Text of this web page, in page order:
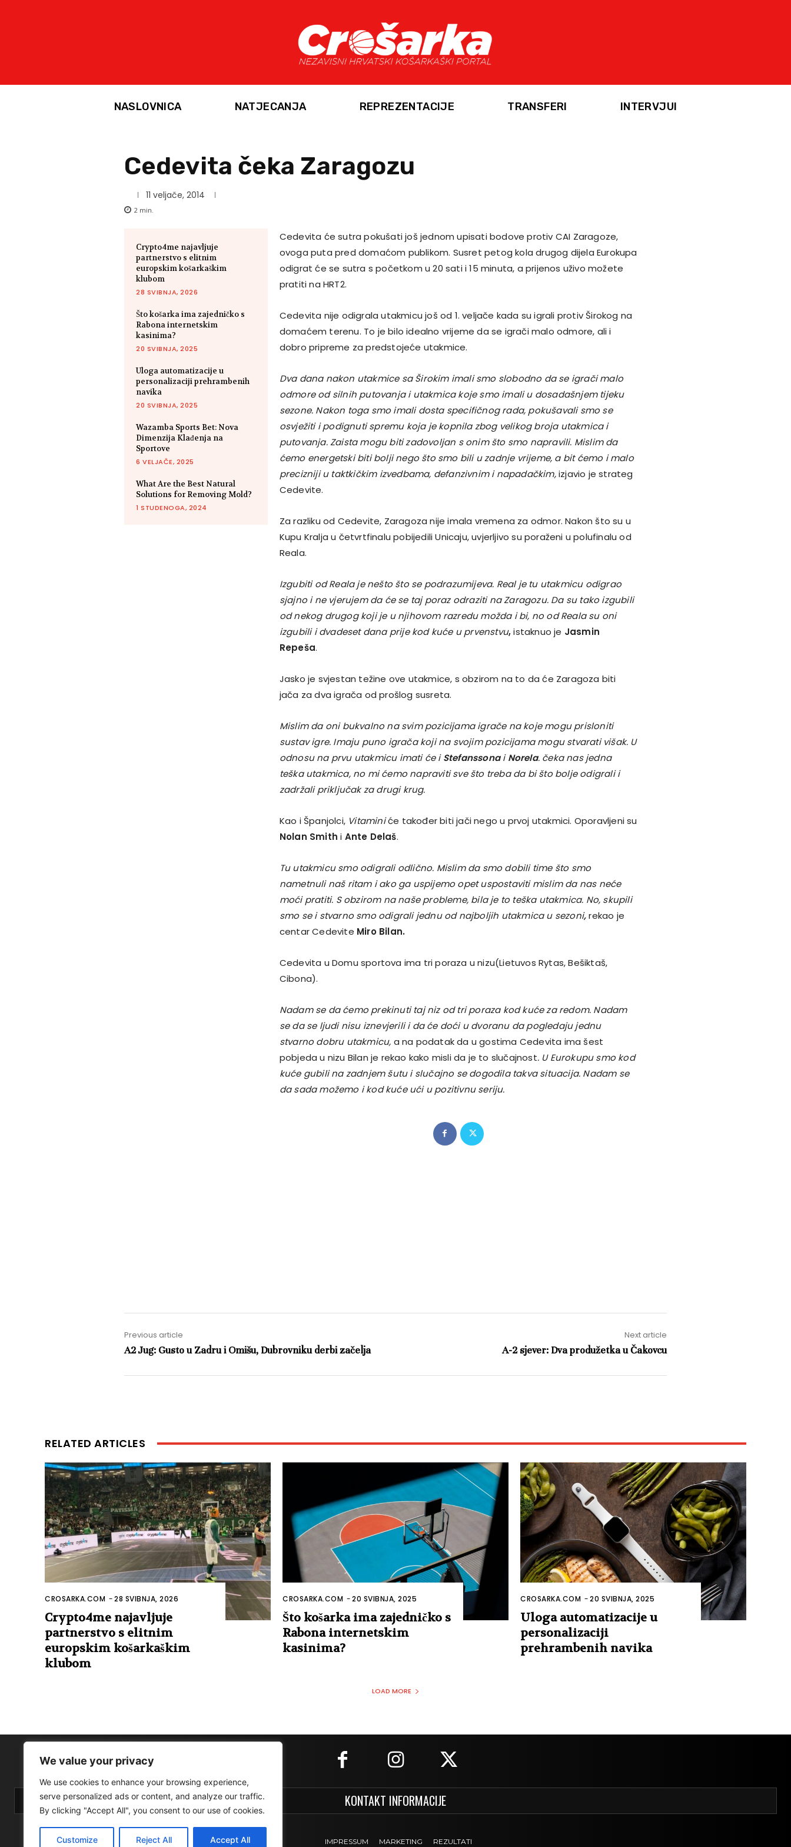
We value your privacy
We use cookies to enhance your browsing experience,
serve personalized ads or content, and analyze our traffic.
By clicking "Accept All", you consent to our use of cookies.
Customize Reject All Accept All
NASLOVNICA NATJECANJA REPREZENTACIJE TRANSFERI INTERVJUI
Cedevita čeka Zaragozu
11 veljače, 2014
2 min.
Crypto4me najavljuje
partnerstvo s elitnim
europskim košarkaškim
klubom
28 SVIBNJA, 2026
Što košarka ima zajedničko s
Rabona internetskim
kasinima?
20 SVIBNJA, 2025
Uloga automatizacije u
personalizaciji prehrambenih
navika
20 SVIBNJA, 2025
Wazamba Sports Bet: Nova
Dimenzija Klađenja na
Sportove
6 VELJAČE, 2025
What Are the Best Natural
Solutions for Removing Mold?
1 STUDENOGA, 2024
Cedevita će sutra pokušati još jednom upisati bodove protiv CAI Zaragoze,
ovoga puta pred domaćom publikom. Susret petog kola drugog dijela Eurokupa
odigrat će se sutra s početkom u 20 sati i 15 minuta, a prijenos uživo možete
pratiti na HRT2.
Cedevita nije odigrala utakmicu još od 1. veljače kada su igrali protiv Širokog na
domaćem terenu. To je bilo idealno vrijeme da se igrači malo odmore, ali i
dobro pripreme za predstojeće utakmice.
Dva dana nakon utakmice sa Širokim imali smo slobodno da se igrači malo
odmore od silnih putovanja i utakmica koje smo imali u dosadašnjem tijeku
sezone. Nakon toga smo imali dosta specifičnog rada, pokušavali smo se
osvježiti i podignuti spremu koja je kopnila zbog velikog broja utakmica i
putovanja. Zaista mogu biti zadovoljan s onim što smo napravili. Mislim da
ćemo energetski biti bolji nego što smo bili u zadnje vrijeme, a bit ćemo i malo
precizniji u taktkičkim izvedbama, defanzivnim i napadačkim,izjavio je strateg
Cedevite.
Za razliku od Cedevite, Zaragoza nije imala vremena za odmor. Nakon što su u
Kupu Kralja u četvrtfinalu pobijedili Unicaju, uvjerljivo su poraženi u polufinalu od
Reala.
Izgubiti od Reala je nešto što se podrazumijeva. Real je tu utakmicu odigrao
sjajno i ne vjerujem da će se taj poraz odraziti na Zaragozu. Da su tako izgubili
od nekog drugog koji je u njihovom razredu možda i bi, no od Reala su oni
izgubili i dvadeset dana prije kod kuće u prvenstvu,istaknuo je Jasmin
Repeša.
Jasko je svjestan težine ove utakmice, s obzirom na to da će Zaragoza biti
jača za dva igrača od prošlog susreta.
Mislim da oni bukvalno na svim pozicijama igrače na koje mogu prisloniti
sustav igre. Imaju puno igrača koji na svojim pozicijama mogu stvarati višak. U
odnosu na prvu utakmicu imati će iStefanssonaiNorela. čeka nas jedna
teška utakmica, no mi ćemo napraviti sve što treba da bi što bolje odigrali i
zadržali priključak za drugi krug.
Kao i Španjolci, Vitaminiće također biti jači nego u prvoj utakmici. Oporavljeni su
Nolan Smith i Ante Delaš.
Tu utakmicu smo odigrali odlično. Mislim da smo dobili time što smo
nametnuli naš ritam i ako ga uspijemo opet uspostaviti mislim da nas neće
moći pratiti. S obzirom na naše probleme, bila je to teška utakmica. No, skupili
smo se i stvarno smo odigrali jednu od najboljih utakmica u sezoni,rekao je
centar Cedevite Miro Bilan.
Cedevita u Domu sportova ima tri poraza u nizu(Lietuvos Rytas, Bešiktaš,
Cibona).
Nadam se da ćemo prekinuti taj niz od tri poraza kod kuće za redom. Nadam
se da se ljudi nisu iznevjerili i da će doći u dvoranu da pogledaju jednu
stvarno dobru utakmicu, a na podatak da u gostima Cedevita ima šest
pobjeda u nizu Bilan je rekao kako misli da je to slučajnost. U Eurokupu smo kod
kuće gubili na zadnjem šutu i slučajno se dogodila takva situacija. Nadam se
da sada možemo i kod kuće ući u pozitivnu seriju.
Previous article
A2 Jug: Gusto u Zadru i Omišu, Dubrovniku derbi začelja
Next article
A-2 sjever: Dva produžetka u Čakovcu
RELATED ARTICLES
CROSARKA.COM -28 SVIBNJA, 2026
Crypto4me najavljuje
partnerstvo s elitnim
europskim košarkaškim
klubom
CROSARKA.COM -20 SVIBNJA, 2025
Što košarka ima zajedničko s
Rabona internetskim
kasinima?
CROSARKA.COM -20 SVIBNJA, 2025
Uloga automatizacije u
personalizaciji
prehrambenih navika
LOAD MORE
KONTAKT INFORMACIJE
IMPRESSUM MARKETING REZULTATI